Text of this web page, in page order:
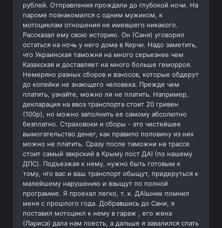
рублей. Отправления прождали до глубокой ночи. На
пароме познакомился с одним мужиком, к
мотоциклам отношения не имевшего никакого.
Рассказал ему свою историю. Он (Саня) уговорил
остаться на ночь у него дома в Керчи. Надо заметить,
что Украинская таможня на много серьезнее чем
Казахская и доставляет на много больше геморроя.
Немеряно разных сборов и взносов, которые обдерут
до копейки не знающего человека. Прежде чем
платить, узнайте, можно ли не платить. Например,
декларация на ввоз транспорта стоит 20 гривен
(100р), но можно заполнить ее самому абсолютно
безплатно. Страховоки и сборы - это чистейшее
вымогательство денег, как правило половину из них
можно не платить. Сразу после таможни на трассе
стоит самый звкрский в Крыму пост ДАI (по нашему
ДПС). Подъезжая к нему, нужно быть готовым к
тому, что вас и ваш транспорт обыщут, придеруться к
малейшему нарушению и взыщут по полной
программе. Я проехал легко, т. к. ДАIшник помнил
меня с прошлого года. Добравшись до Сани, я
поставил мотоцикл к нему в гараж , его жена
(Лариса) дала нам поесть, а дальше я завалился спать